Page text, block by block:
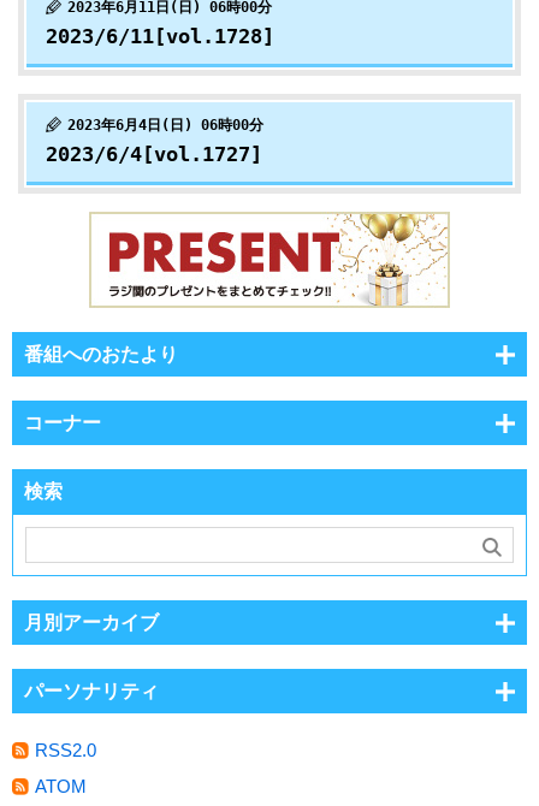
2023年6月11日(日) 06時00分
2023/6/11[vol.1728]
2023年6月4日(日) 06時00分
2023/6/4[vol.1727]
番組へのおたより
コーナー
検索
月別アーカイブ
パーソナリティ
RSS2.0
ATOM